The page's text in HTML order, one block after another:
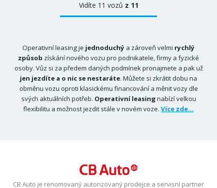
Vidíte 11 vozů z 11
Operativní leasing je jednoduchý a zároveň velmi rychlý
způsob získání nového vozu pro podnikatele, firmy a fyzické
osoby. Vůz si za předem daných podmínek pronajmete a pak už
jen jezdíte a o nic se nestaráte. Můžete si zkrátit dobu na
obměnu vozu oproti klasickému financování a měnit vozy dle
svých aktuálních potřeb. Operativní leasingnabízí velkou
flexibilitu a možnost jezdit stále v novém voze. Více zde...
CB Auto je renomovaný autorizovaný prodejce a servisní partner